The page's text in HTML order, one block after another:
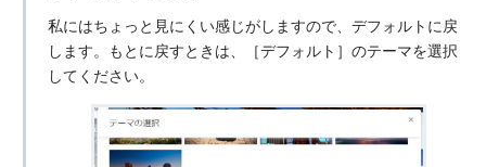
私にはちょっと見にくい感じがしますので、デフォルトに戻
します。もとに戻すときは、［デフォルト］のテーマを選択
してください。